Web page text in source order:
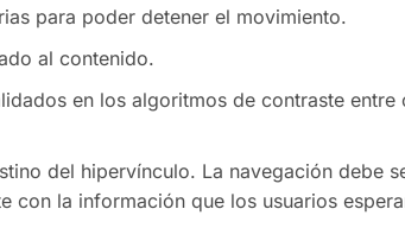
para poder detener el movimiento.
al contenido.
en los algoritmos de contraste
del hipervínculo. La navegación debe
con la información que los usuarios